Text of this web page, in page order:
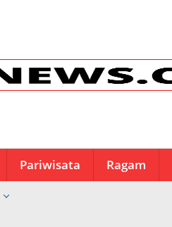
Pariwisata Ragam